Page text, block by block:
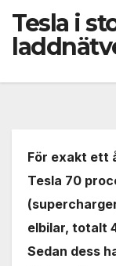
Tesla i
För exakt ett
Tesla 70
elbilar, totalt
Sedan dess